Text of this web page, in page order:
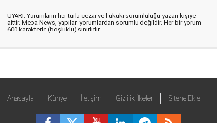
UYARI: Yorumların her türlü cezai ve hukuki sorumluluğu yazan kişiye
aittir. Mepa News, yapılan yorumlardan sorumlu değildir. Her bir yorum
600 karakterle (boşluklu) sınırlıdır.
Anasayfa Künye İletişim Gizlilik İlkeleri Sitene Ekle